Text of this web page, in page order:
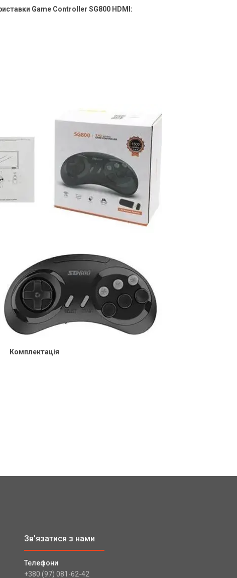
Game Controller SG800 HDMI:
Комплектація
+380 (97) 081-62-42